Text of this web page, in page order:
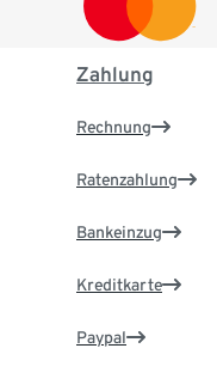
Zahlung
Rechnung
Ratenzahlung
Bankeinzug
Kreditkarte
Paypal